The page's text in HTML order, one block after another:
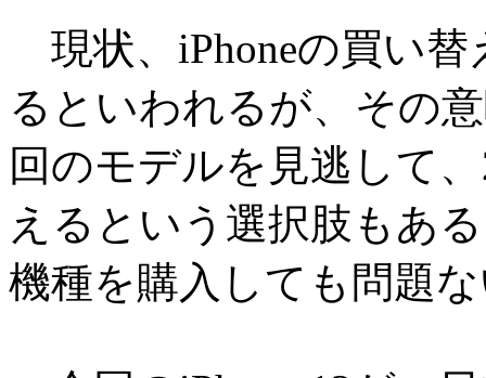
現状、iPhoneの買い
るといわれるが、その
回のモデルを見逃して
えるという選択肢もあ
機種を購入しても問題